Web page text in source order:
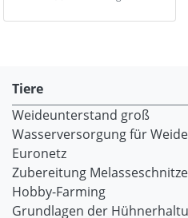
Tiere
Weideunterstand groß
Wasserversorgung für
Euronetz
Zubereitung
Hobby-Farming
Grundlagen der